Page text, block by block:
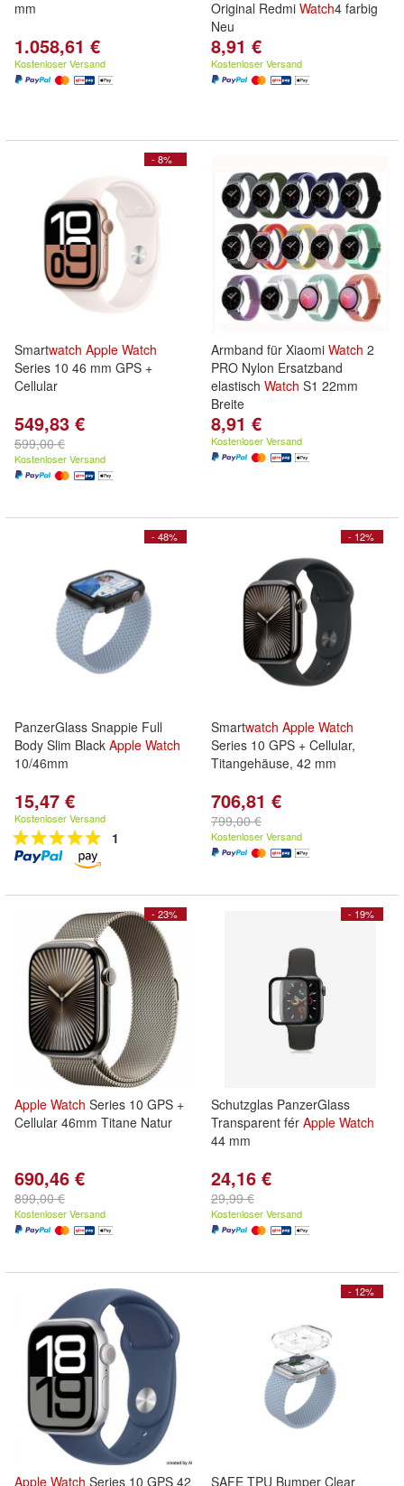
mm
1.058,61 €
Kostenloser Versand
Original Redmi Watch4 farbig
Neu
8,91 €
Kostenloser Versand
- 8%
Smartwatch Apple Watch
Series 10 46 mm GPS +
Cellular
549,83 €
599,00 €
Kostenloser Versand
Armband für Xiaomi Watch 2
PRO Nylon Ersatzband
elastisch Watch S1 22mm
Breite
8,91 €
Kostenloser Versand
- 48%
PanzerGlass Snappie Full
Body Slim Black Apple Watch
10/46mm
15,47 €
Kostenloser Versand
1
- 12%
Smartwatch Apple Watch
Series 10 GPS + Cellular,
Titangehäuse, 42 mm
706,81 €
799,00 €
Kostenloser Versand
- 23%
Apple Watch Series 10 GPS +
Cellular 46mm Titane Natur
690,46 €
899,00 €
Kostenloser Versand
- 19%
Schutzglas PanzerGlass
Transparent fér Apple Watch
44 mm
24,16 €
29,99 €
Kostenloser Versand
Apple Watch Series 10 GPS 42
- 12%
SAFE TPU Bumper Clear